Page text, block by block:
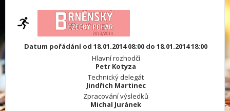
Datum pořádání od 18.01.2014 08:00 do 18.01.2014 18:00
Hlavní rozhodčí
Petr Kotyza
Technický delegát
Jindřich Martinec
Zpracování výsledků
Michal Juránek